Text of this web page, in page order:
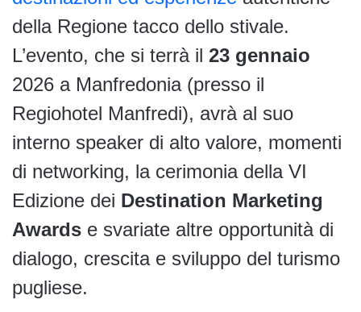
della Regione tacco dello stivale.
L’evento, che si terrà il 23 gennaio
2026 a Manfredonia (presso il
Regiohotel Manfredi), avrà al suo
interno speaker di alto valore, momenti
di networking, la cerimonia della VI
Edizione dei Destination Marketing
Awards e svariate altre opportunità di
dialogo, crescita e sviluppo del turismo
pugliese.